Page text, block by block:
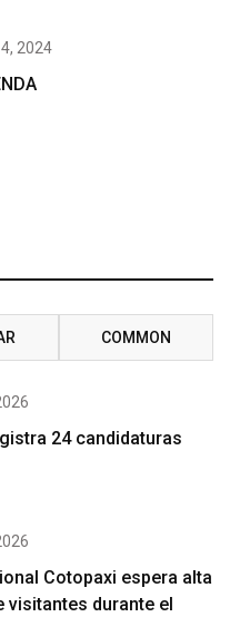
2024
COMMON
24 candidaturas
Cotopaxi espera alta
visitantes durante el